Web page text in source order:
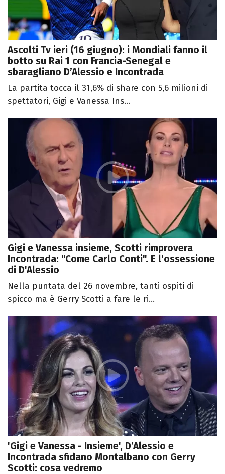
Ascolti Tv ieri (16 giugno): i Mondiali fanno il
botto su Rai 1 con Francia-Senegal e
sbaragliano D’Alessio e Incontrada
La partita tocca il 31,6% di share con 5,6 milioni di
spettatori, Gigi e Vanessa Ins...
Gigi e Vanessa insieme, Scotti rimprovera
Incontrada: "Come Carlo Conti". E l'ossessione
di D'Alessio
Nella puntata del 26 novembre, tanti ospiti di
spicco ma è Gerry Scotti a fare le ri...
'Gigi e Vanessa - Insieme', D’Alessio e
Incontrada sfidano Montalbano con Gerry
Scotti: cosa vedremo